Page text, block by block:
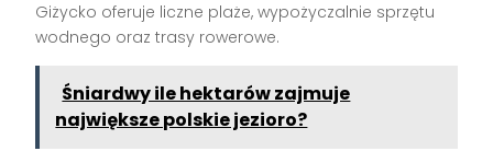
Giżycko oferuje liczne plaże, wypożyczalnie sprzętu
wodnego oraz trasy rowerowe.
Śniardwy ile hektarów zajmuje
największe polskie jezioro?